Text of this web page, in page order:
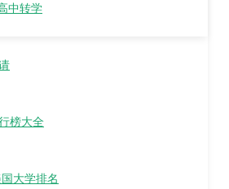
中转学
榜大全
大学排名